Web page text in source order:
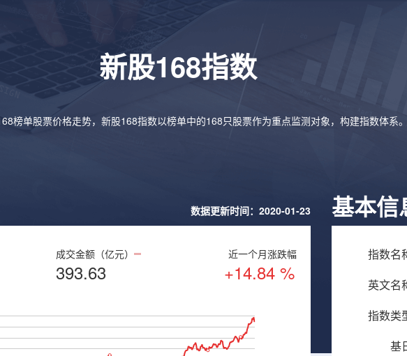
新股168指数
榜单股票价格走势，新股168指数以榜单中的168只股票作为重点监测对象，构建指数体系。
数据更新时间：2020-01-23
成交金额（亿元）
393.63
近一个月涨跌幅
+14.84 %
基本信
指数名
英文名
指数类
基